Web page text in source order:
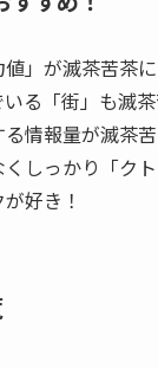
値」が滅茶苦茶
いる「街」も滅
る情報量が滅茶
くしっかり「ク
好き！